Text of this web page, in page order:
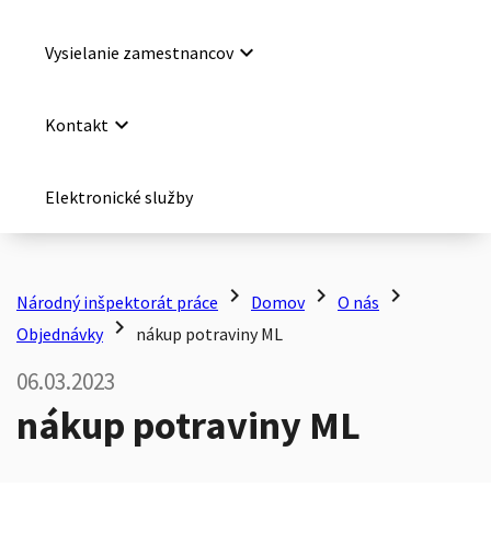
Vysielanie zamestnancovkeyboard_arrow_down
Kontakt keyboard_arrow_down
Elektronické služby
Národný inšpektorát práce chevron_right Domov chevron_right O nás chevron_right
Objednávky chevron_right nákup potraviny ML
06.03.2023
nákup potraviny ML